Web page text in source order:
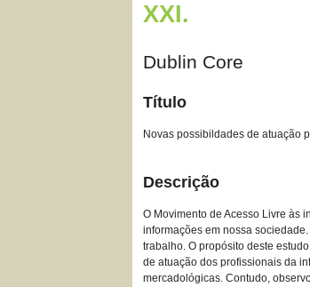
XXI.
Dublin Core
Título
Novas possibildades de atuação
Descrição
O Movimento de Acesso Livre às
informações em nossa
trabalho. O propósito deste
de atuação dos profissionais da
mercadológicas. Contudo,